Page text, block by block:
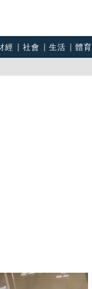
經 社會 生活 體育
相信